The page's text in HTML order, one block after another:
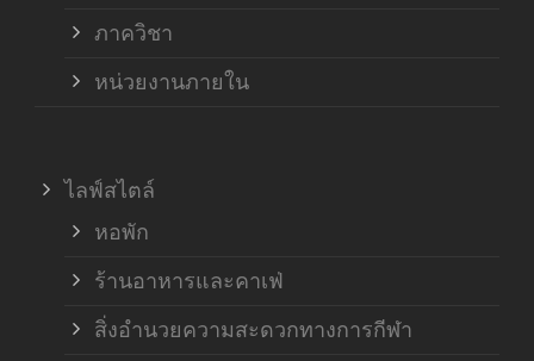
ภาควิชา
หน่วยงานภายใน
ไลฟ์สไตล์
หอพัก
ร้านอาหารและคาเฟ่
สิ่งอำนวยความสะดวกทางการกีฬา